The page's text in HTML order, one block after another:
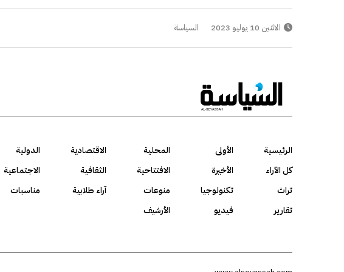
الاثنين 10 يوليو 2023 السياسة
الرئيسية الأولى المحلية الاقتصادية الدولية
كل الآراء
الأخيرة الافتتاحية الثقافية الاجتماعية
تراث
تكنولوجيا منوعات آراء طلابية مناسبات
تقارير
فيديو الأرشيف